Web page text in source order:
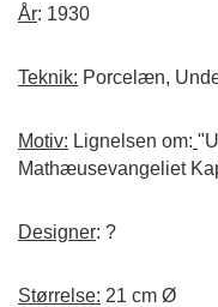
År: 1930
Teknik: Porcelæn,
Motiv: Lignelsen om:
Mathæusevangeliet
Designer: ?
Størrelse: 21 cm Ø